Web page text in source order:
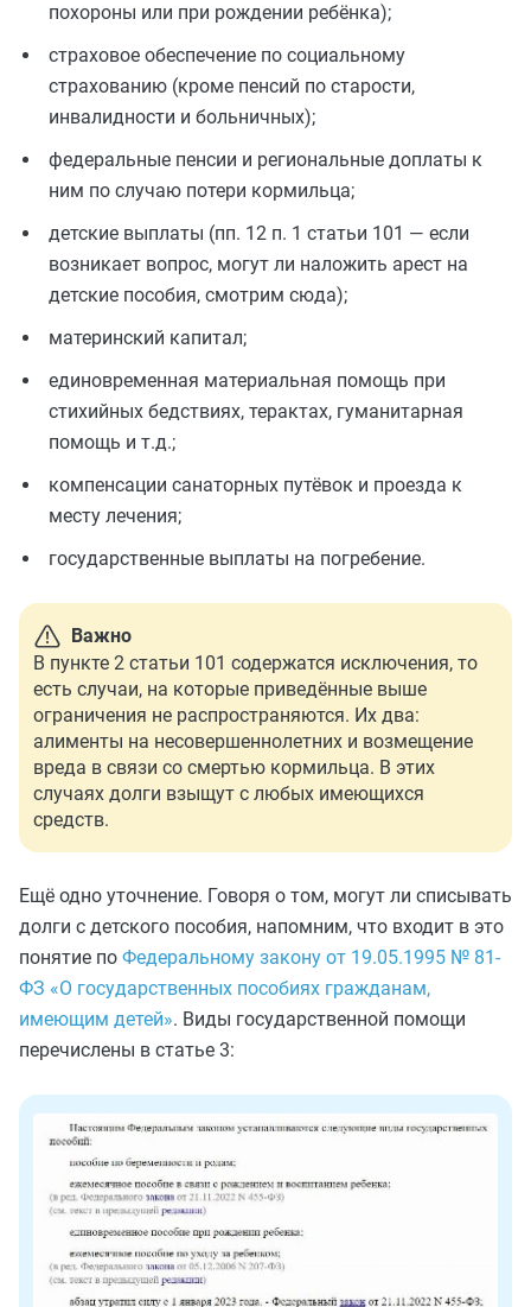
похороны или при рождении ребёнка);
страховое обеспечение по социальному
страхованию (кроме пенсий по старости,
инвалидности и больничных);
федеральные пенсии и региональные доплаты к
ним по случаю потери кормильца;
детские выплаты (пп. 12 п. 1 статьи 101 — если
возникает вопрос, могут ли наложить арест на
детские пособия, смотрим сюда);
материнский капитал;
единовременная материальная помощь при
стихийных бедствиях, терактах, гуманитарная
помощь и т.д.;
компенсации санаторных путёвок и проезда к
месту лечения;
государственные выплаты на погребение.
Важно
В пункте 2 статьи 101 содержатся исключения, то
есть случаи, на которые приведённые выше
ограничения не распространяются. Их два:
алименты на несовершеннолетних и возмещение
вреда в связи со смертью кормильца. В этих
случаях долги взыщут с любых имеющихся
средств.
Ещё одно уточнение. Говоря о том, могут ли списывать
долги с детского пособия, напомним, что входит в это
понятие по Федеральному закону от 19.05.1995 № 81-
ФЗ «О государственных пособиях гражданам,
имеющим детей». Виды государственной помощи
перечислены в статье 3: